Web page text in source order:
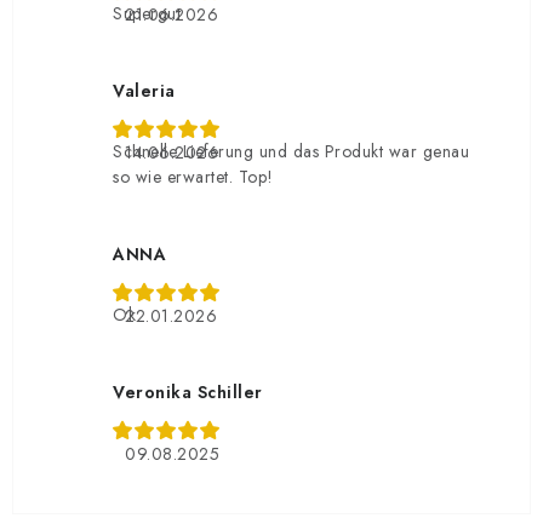
21.06.2026
Supergut
Valeria
14.06.2026
Schnelle Lieferung und das Produkt war genau
so wie erwartet. Top!
ANNA
22.01.2026
Ok
Veronika Schiller
09.08.2025